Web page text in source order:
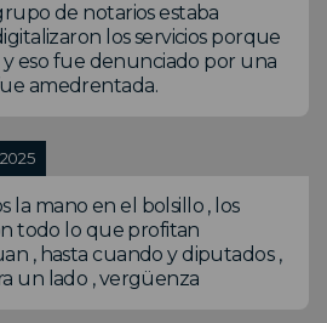
de notarios estaba
los servicios porque
y eso fue denunciado por una
amedrentada.
la mano en el bolsillo , los
todo lo que profitan
, hasta cuando y diputados ,
un lado , vergüenza